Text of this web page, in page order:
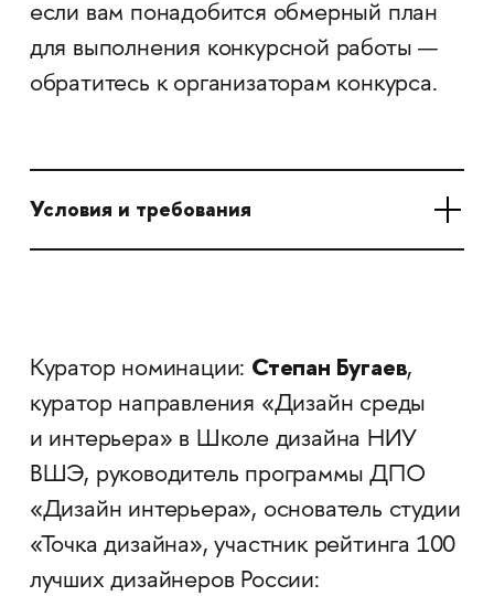
если вам понадобится обмерный план
для выполнения конкурсной работы —
обратитесь к организаторам конкурса.
Условия и требования
Куратор номинации: Степан Бугаев,
куратор направления «Дизайн среды
и интерьера» в Школе дизайна НИУ
ВШЭ, руководитель программы ДПО
«Дизайн интерьера», основатель студии
«Точка дизайна», участник рейтинга 100
лучших дизайнеров России: